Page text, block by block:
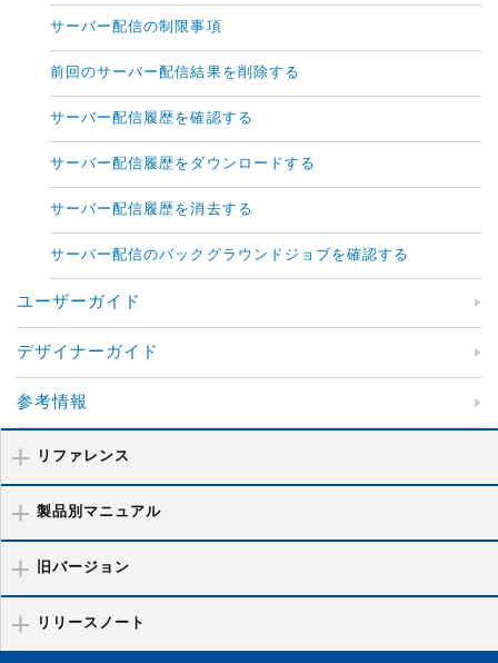
サーバー配信の制限事項
前回のサーバー配信結果を削除する
サーバー配信履歴を確認する
サーバー配信履歴をダウンロードする
サーバー配信履歴を消去する
サーバー配信のバックグラウンドジョブを確認する
ユーザーガイド
デザイナーガイド
参考情報
リファレンス
製品別マニュアル
旧バージョン
リリースノート